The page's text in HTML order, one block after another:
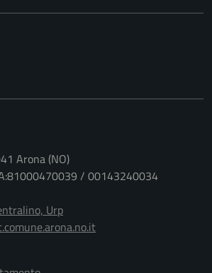
Arona (NO)
/ 00143240034
Urp